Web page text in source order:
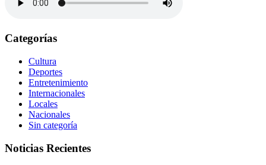
Categorías
Cultura
Deportes
Entretenimiento
Internacionales
Locales
Nacionales
Sin categoría
Noticias Recientes